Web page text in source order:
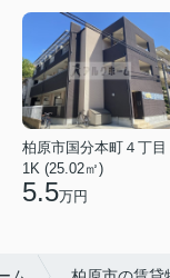
柏原市国分本町４丁目
1K (25.02㎡)
5.5万円